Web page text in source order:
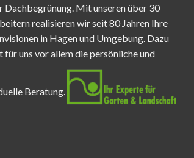
Dachbegrünung. Mit unseren über 30
realisieren wir seit 80 Jahren Ihre
in Hagen und Umgebung. Dazu
für uns vor allem die persönliche und
Beratung.